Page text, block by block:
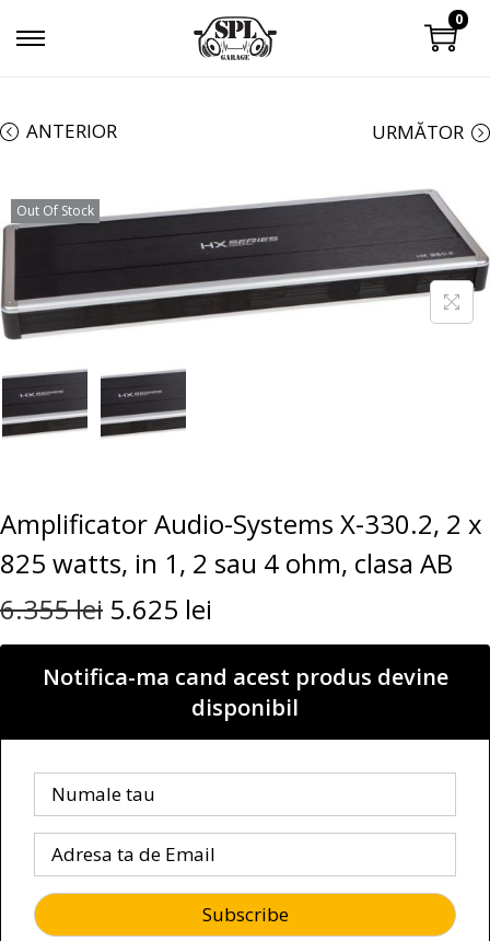
0
ANTERIOR URMĂTOR
Out Of Stock
Amplificator Audio-Systems X-330.2, 2 x
825 watts, in 1, 2 sau 4 ohm, clasa AB
6.355lei 5.625 lei
Notifica-ma cand acest produs devine
disponibil